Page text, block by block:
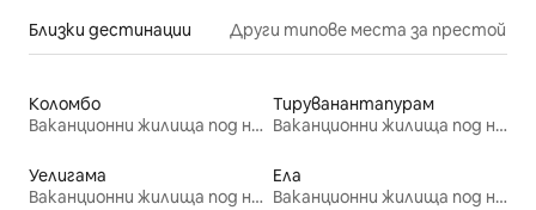
Близки дестинации Други типове места за престой
Коломбо
Ваканционни жилища под наем
Тируванантапурам
Ваканционни жилища под наем
Уелигама
Ваканционни жилища под наем
Ела
Ваканционни жилища под наем